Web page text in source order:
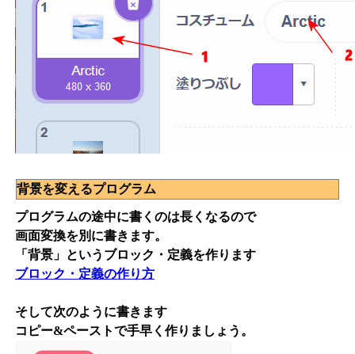
背景を変えるプログラム
プログラムの途中に書くのは長くなるので
画面変換を別に書きます。
「背景」というブロック・定義を作ります
ブロック・定義の作り方
そして次のように書きます
コピー&ペーストで手早く作りましょう。